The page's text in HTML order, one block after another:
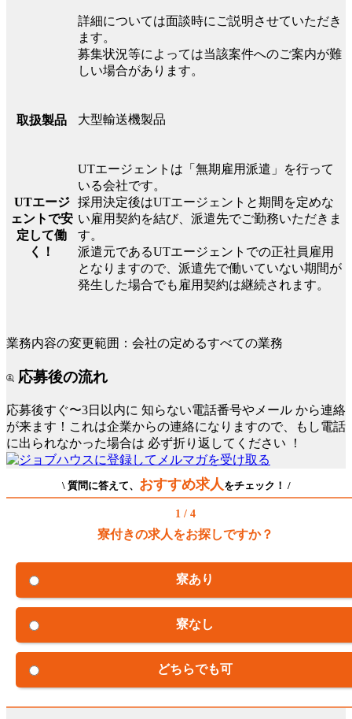
詳細については面談時にご説明させていただき
ます。
募集状況等によっては当該案件へのご案内が難
しい場合があります。
取扱製品 大型輸送機製品
UTエージ
ェントで安
定して働
く！
UTエージェントは「無期雇用派遣」を行って
いる会社です。
採用決定後はUTエージェントと期間を定めな
い雇用契約を結び、派遣先でご勤務いただきま
す。
派遣元であるUTエージェントでの正社員雇用
となりますので、派遣先で働いていない期間が
発生した場合でも雇用契約は継続されます。
業務内容の変更範囲：会社の定めるすべての業務
応募後の流れ
応募後すぐ〜3日以内に 知らない電話番号やメール から連絡
が来ます！これは企業からの連絡になりますので、もし電話
に出られなかった場合は 必ず折り返してください ！
\ 質問に答えて、 おすすめ求人 をチェック！ /
1 / 4
寮付きの求人をお探しですか？
寮あり
寮なし
どちらでも可